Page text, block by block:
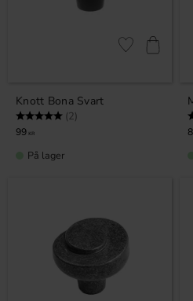
Knott Bona Svart
Karakter: (2)
99 KR
Lagre som
På lager